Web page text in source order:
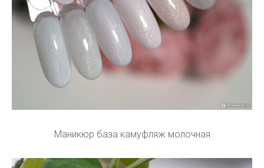
Маникюр база камуфляж молочная